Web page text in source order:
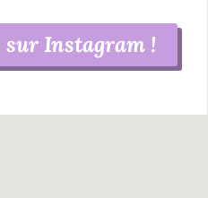
sur Instagram !